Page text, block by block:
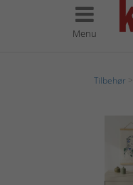
Menu
Tilbehør